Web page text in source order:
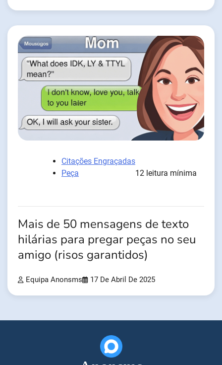
Citações Engraçadas
Peça
12 leitura mínima
Mais de 50 mensagens de texto
hilárias para pregar peças no seu
amigo (risos garantidos)
Equipa Anonsms 17 De Abril De 2025